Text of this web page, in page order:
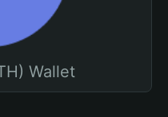
Wallet